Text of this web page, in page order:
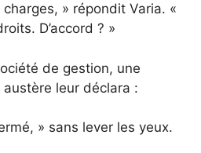
» répondit Varia. «
D’accord ? »
de gestion, une
leur déclara :
» sans lever les yeux.